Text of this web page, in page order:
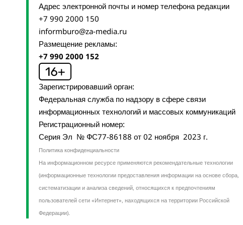
Адрес электронной почты и номер телефона редакции
+7 990 2000 150
informburo@za-media.ru
Размещение рекламы:
+7 990 2000 152
Зарегистрировавший орган:
Федеральная служба по надзору в сфере связи
информационных технологий и массовых коммуникаций
Регистрационный номер:
Серия Эл № ФС77-86188 от 02 ноября 2023 г.
Политика конфиденциальности
На информационном ресурсе применяются рекомендательные технологии
(информационные технологии предоставления информации на основе сбора,
систематизации и анализа сведений, относящихся к предпочтениям
пользователей сети «Интернет», находящихся на территории Российской
Федерации).